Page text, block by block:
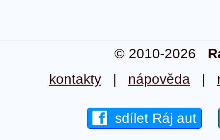
© 2010-2026
kontakty | nápověda |
sdílet Ráj aut